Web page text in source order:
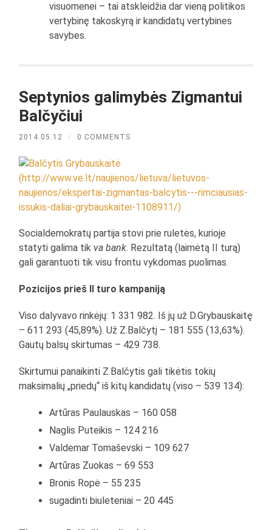
visuomenei – tai atskleidžia dar vieną politikos
vertybinę takoskyrą ir kandidatų vertybines
savybes.
Septynios galimybės Zigmantui
Balčyčiui
2014.05.12 / 0 COMMENTS
Socialdemokratų partija stovi prie ruletės, kurioje
statyti galima tik va bank. Rezultatą (laimėtą II turą)
gali garantuoti tik visu frontu vykdomas puolimas.
Pozicijos prieš II turo kampaniją
Viso dalyvavo rinkėjų: 1 331 982. Iš jų už D.Grybauskaitę
– 611 293 (45,89%). Už Z.Balčytį – 181 555 (13,63%).
Gautų balsų skirtumas – 429 738.
Skirtumui panaikinti Z.Balčytis gali tikėtis tokių
maksimalių „priedų“ iš kitų kandidatų (viso – 539 134):
Artūras Paulauskas – 160 058
Naglis Puteikis – 124 216
Valdemar Tomaševski – 109 627
Artūras Zuokas – 69 553
Bronis Ropė – 55 235
sugadinti biuleteniai – 20 445